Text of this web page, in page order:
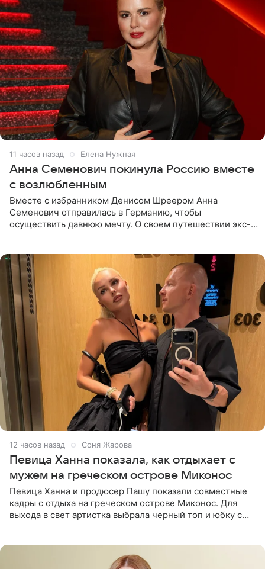
11 часов назад Елена Нужная
Анна Семенович покинула Россию вместе
с возлюбленным
Вместе с избранником Денисом Шреером Анна
Семенович отправилась в Германию, чтобы
осуществить давнюю мечту. О своем путешествии экс-
12 часов назад Соня Жарова
Певица Ханна показала, как отдыхает с
мужем на греческом острове Миконос
Певица Ханна и продюсер Пашу показали совместные
кадры с отдыха на греческом острове Миконос. Для
выхода в свет артистка выбрала черный топ и юбку с